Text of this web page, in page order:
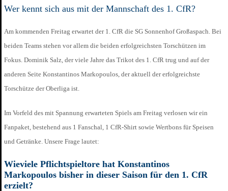
Wer kennt sich aus mit der Mannschaft des 1. CfR?
Am kommenden Freitag erwartet der 1. CfR die SG Sonnenhof Großaspach. Bei
beiden Teams stehen vor allem die beiden erfolgreichsten Torschützen im
Fokus. Dominik Salz, der viele Jahre das Trikot des 1. CfR trug und auf der
anderen Seite Konstantinos Markopoulos, der aktuell der erfolgreichste
Torschütze der Oberliga ist.
Im Vorfeld des mit Spannung erwarteten Spiels am Freitag verlosen wir ein
Fanpaket, bestehend aus 1 Fanschal, 1 CfR-Shirt sowie Wertbons für Speisen
und Getränke. Unsere Frage lautet:
Wieviele Pflichtspieltore hat Konstantinos
Markopoulos bisher in dieser Saison für den 1. CfR
erzielt?